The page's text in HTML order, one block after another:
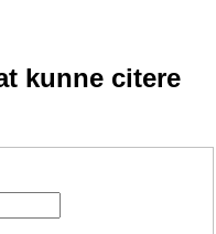
kunne citere